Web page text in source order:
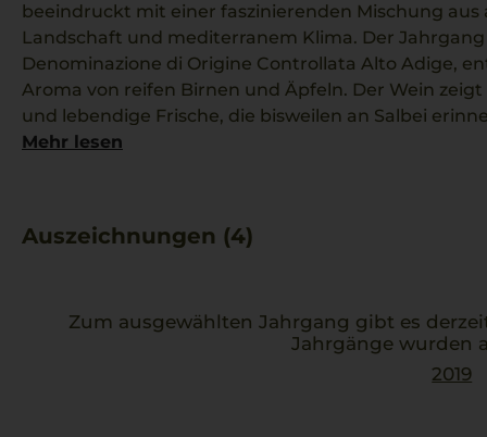
beeindruckt mit einer faszinierenden Mischung aus
Landschaft und mediterranem Klima. Der Jahrgang
Denominazione di Origine Controllata Alto Adige,
Aroma von reifen Birnen und Äpfeln. Der Wein
und lebendige Frische, die bisweilen an Salbei
Meeresfrüchtegerichten wie Vongole-Spaghetti. In
Mehr lesen
Auszeichnungen (4)
Zum ausgewählten Jahrgang gibt es
Jahrgänge wurden
2019